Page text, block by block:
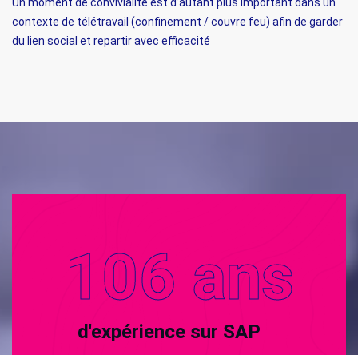
contexte de télétravail (confinement / couvre feu) afin de garder
du lien social et repartir avec efficacité
106 ans
d'expérience sur SAP